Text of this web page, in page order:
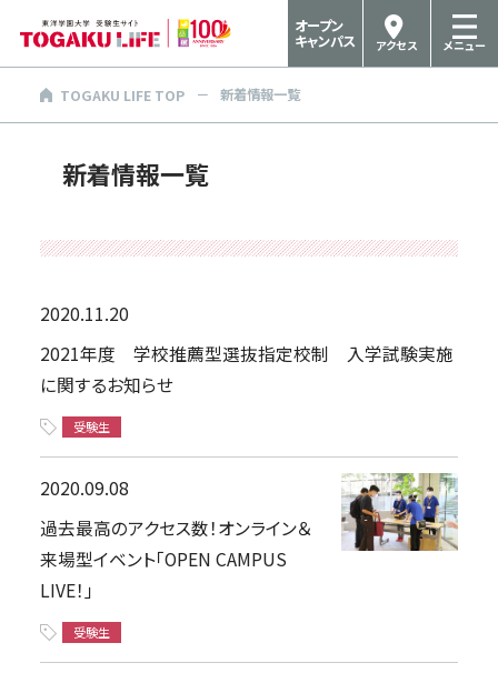
メニュー
アクセス
オープン
キャンパス
TOGAKU LIFE TOP 新着情報一覧
新着情報一覧
2020.11.20
2021年度 学校推薦型選抜指定校制 入学試験実施
に関するお知らせ
受験生
2020.09.08
過去最高のアクセス数！オンライン＆
来場型イベント「OPEN CAMPUS
LIVE！」
受験生